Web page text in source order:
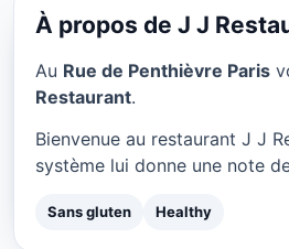
★ 4.5/5
À propos de J J
Au Rue de Penthièvre Paris
Restaurant.
Bienvenue au restaurant J J
système lui donne une note
Sans gluten Healthy